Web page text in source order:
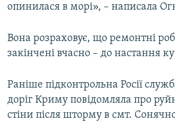
опинилася в морі», – написала
Вона розраховує, що ремонтні
закінчені вчасно – до настання
Раніше підконтрольна Росії
доріг Криму повідомляла про
стіни після шторму в смт.